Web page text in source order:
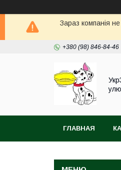
Зараз компанія
+380 (98) 846-84-46
ГЛАВНАЯ